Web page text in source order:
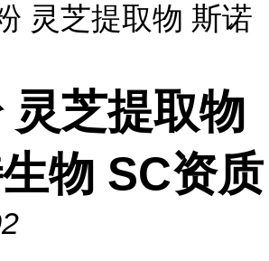
灵芝提取物 斯诺
灵芝提取物
物 SC资质